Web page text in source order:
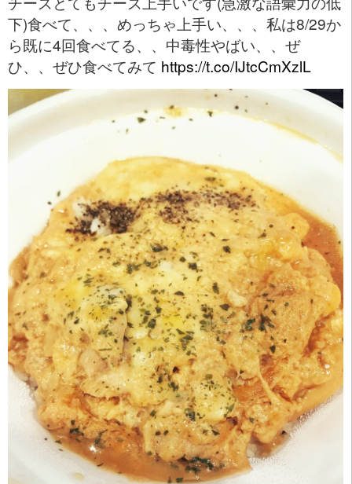
下)食べて、、、めっちゃ上手い、、、私は8/29か
ら既に4回食べてる、、中毒性やばい、、ぜ
ひ、、ぜひ食べてみて https://t.co/IJtcCmXzlL